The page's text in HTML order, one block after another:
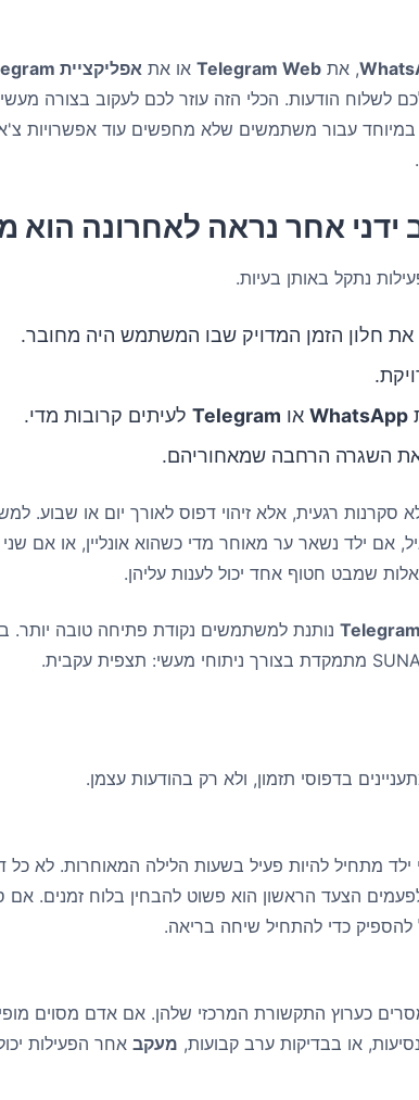
, את Telegram Web או את אפליקציית Telegram
לשלוח הודעות. הכלי הזה עוזר לכם לעקוב בצורה
במיוחד עבור משתמשים שלא מחפשים עוד אפשרויות
אחר נראה לאחרונה הוא
נתקל באותן בעיות.
חלון הזמן המדויק שבו המשתמש היה מחובר.
WhatsApp או Telegram לעיתים קרובות מדי.
השגרה הרחבה שמאחוריהם.
רגעית, אלא זיהוי דפוס לאורך יום או שבוע.
אם ילד נשאר ער מאוחר מדי כשהוא אונליין, או אם שני
שמבט חטוף אחד יכול לענות עליהן.
Telegram נותנת למשתמשים נקודת פתיחה טובה יותר.
בדפוסי תזמון, ולא רק בהודעות עצמן.
ילד מתחיל להיות פעיל בשעות הלילה המאוחרות. לא
הצעד הראשון הוא פשוט להבחין בלוח זמנים. אם
להספיק כדי להתחיל שיחה בריאה.
כערוץ התקשורת המרכזי שלהן. אם אדם מסוים
או בבדיקות ערב קבועות, מעקב אחר הפעילות